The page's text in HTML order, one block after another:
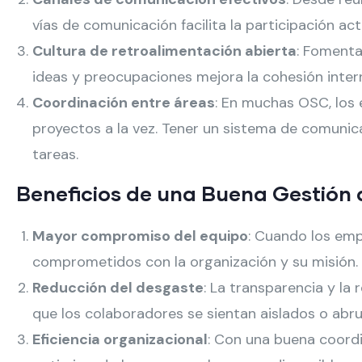
vías de comunicación facilita la participación
Cultura de retroalimentación abierta:
ideas y preocupaciones mejora la cohesión
Coordinación entre áreas: En muchas OSC,
proyectos a la vez. Tener un sistema de
tareas.
Beneficios de una Buena
Mayor compromiso del equipo: Cuando los
comprometidos con la organización y su misión.
Reducción del desgaste: La transparencia y
que los colaboradores se sientan aislados o
Eficiencia organizacional: Con una buena